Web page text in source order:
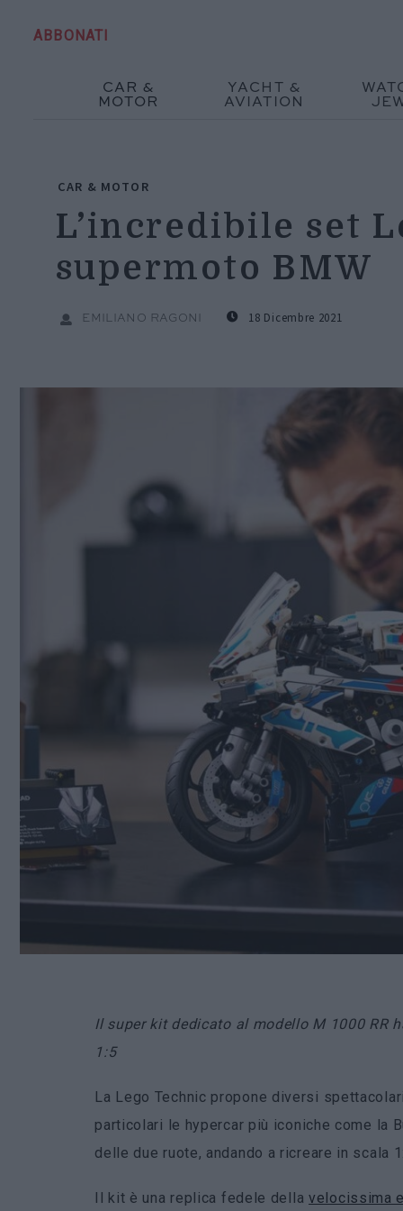
ABBONATI
CAR &
MOTOR
YACHT &
AVIATION
CAR & MOTOR
L’incredibile set
supermoto BMW
EMILIANO RAGONI 18 Dicembre 2021
Il super kit dedicato al modello M 1000 RR
1:5
La Lego Technic propone diversi
particolari le hypercar più iconiche come la
delle due ruote, andando a ricreare in scala
Il kit è una replica fedele della velocissima